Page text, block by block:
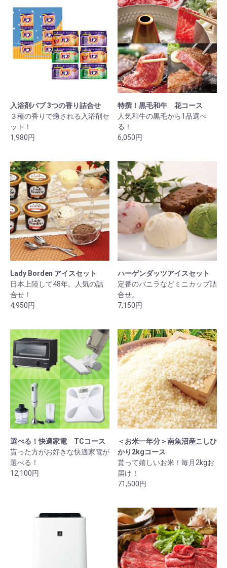
入浴剤バブ 3つの香り詰合せ
３種の香りで癒される入浴剤セ
ット！
1,980円
特撰！黒毛和牛 花コース
人気和牛の黒毛から1品選べ
る！
6,050円
Lady Borden アイスセット
日本上陸して48年。人気の詰
合せ！
4,950円
ハーゲンダッツアイスセット
定番のバニラなどミニカップ詰
合せ。
7,150円
選べる！快適家電 TCコース
貰った方がお好きな快適家電が
選べる！
12,100円
＜お米一年分＞南魚沼産こしひ
かり2kgコース
貰って嬉しいお米！毎月2kgお
届け！
71,500円